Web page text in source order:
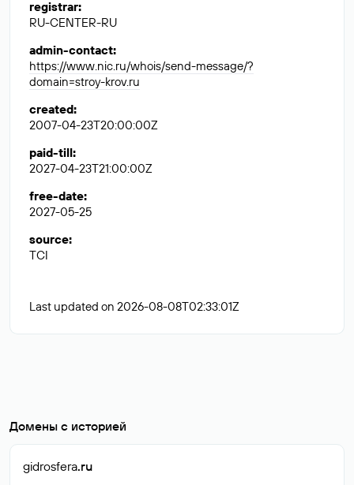
registrar:
RU-CENTER-RU
admin-contact:
https://www.nic.ru/whois/send-message/?
domain=stroy-krov.ru
created:
2007-04-23T20:00:00Z
paid-till:
2027-04-23T21:00:00Z
free-date:
2027-05-25
source:
TCI
Last updated on 2026-08-08T02:33:01Z
Домены с историей
gidrosfera.ru